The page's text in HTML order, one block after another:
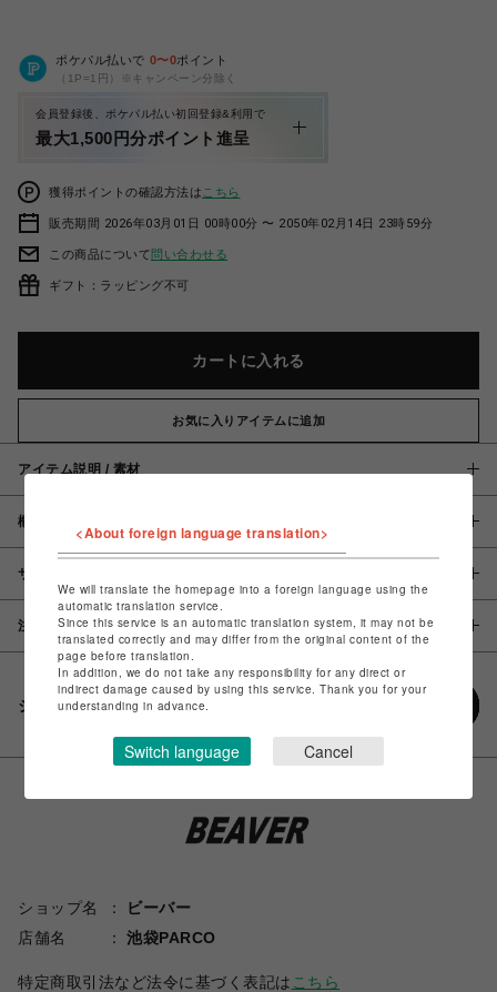
ポケパル払いで 0〜0ポイント
（1P=1円）※キャンペーン分除く
会員登録後、ポケパル払い初回登録&利用で
最大1,500円分ポイント進呈
獲得ポイントの確認方法は こちら
販売期間 2026年03月01日 00時00分 〜 2050年02月14日 23時59分
この商品について問い合わせる
ギフト：ラッピング不可
カートに入れる
お気に入りアイテムに追加
アイテム説明 / 素材
概要
サイズ
注意事項
シェアする
ショップ名
ビーバー
店舗名
池袋PARCO
特定商取引法など法令に基づく表記は こちら
<About foreign language translation>
We will translate the homepage into a foreign language using the
automatic translation service.
Since this service is an automatic translation system, it may not be
translated correctly and may differ from the original content of the
page before translation.
In addition, we do not take any responsibility for any direct or
indirect damage caused by using this service. Thank you for your
understanding in advance.
Switch language Cancel